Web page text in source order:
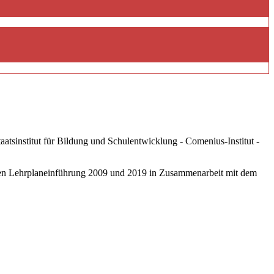
für Bildung und Schulentwicklung - Comenius-Institut -
Lehrplaneinführung 2009 und 2019 in Zusammenarbeit mit dem